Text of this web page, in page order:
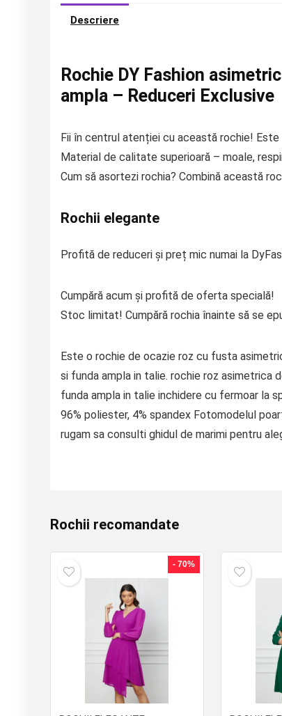
Descriere
Rochie DY Fashion
ampla – Reduceri Exclusive
Fii în centrul atenției cu această rochie! Este
Material de calitate superioară – moale,
Cum să asortezi rochia? Combină această
Rochii elegante
Profită de reduceri și preț mic numai la
Cumpără acum și profită de oferta specială!
Stoc limitat! Cumpără rochia înainte să se
Este o rochie de ocazie roz cu fusta
si funda ampla in talie. rochie roz asimetrica
funda ampla in talie inchidere cu fermoar la
96% poliester, 4% spandex Fotomodelul
rugam sa consulti ghidul de marimi pentru
Rochii recomandate
- 70%